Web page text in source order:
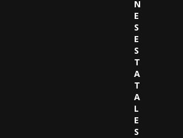
N
E
S
E
S
T
A
T
A
L
E
S